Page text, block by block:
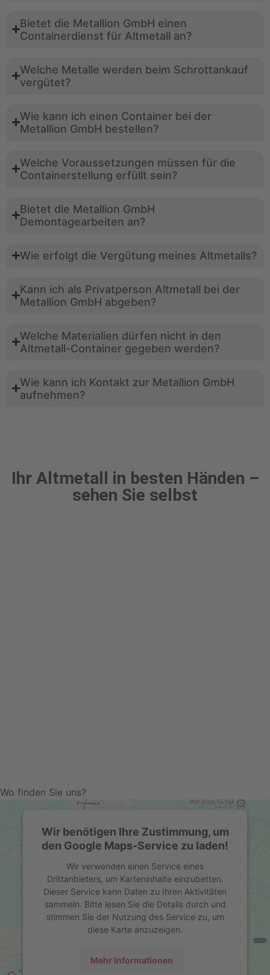
Bietet die Metallion GmbH einen
Containerdienst für Altmetall an?
Welche Metalle werden beim Schrottankauf
vergütet?
Wie kann ich einen Container bei der
Metallion GmbH bestellen?
Welche Voraussetzungen müssen für die
Containerstellung erfüllt sein?
Bietet die Metallion GmbH
Demontagearbeiten an?
Wie erfolgt die Vergütung meines Altmetalls?
Kann ich als Privatperson Altmetall bei der
Metallion GmbH abgeben?
Welche Materialien dürfen nicht in den
Altmetall-Container gegeben werden?
Wie kann ich Kontakt zur Metallion GmbH
aufnehmen?
Ihr Altmetall in besten Händen –
sehen Sie selbst
Wo finden Sie uns?
Wir benötigen Ihre Zustimmung, um
den Google Maps-Service zu laden!
Wir verwenden einen Service eines
Drittanbieters, um Karteninhalte einzubetten.
Dieser Service kann Daten zu Ihren Aktivitäten
sammeln. Bitte lesen Sie die Details durch und
stimmen Sie der Nutzung des Service zu, um
diese Karte anzuzeigen.
Mehr Informationen